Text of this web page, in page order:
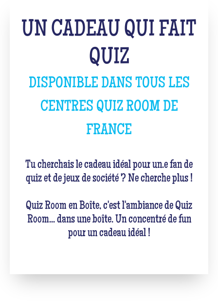
UN CADEAU QUI FAIT
QUIZ
DISPONIBLE DANS TOUS LES
CENTRES QUIZ ROOM DE
FRANCE
Tu cherchais le cadeau idéal pour un.e fan de
quiz et de jeux de société ? Ne cherche plus !
Quiz Room en Boîte, c'est l'ambiance de Quiz
Room... dans une boîte. Un concentré de fun
pour un cadeau idéal !